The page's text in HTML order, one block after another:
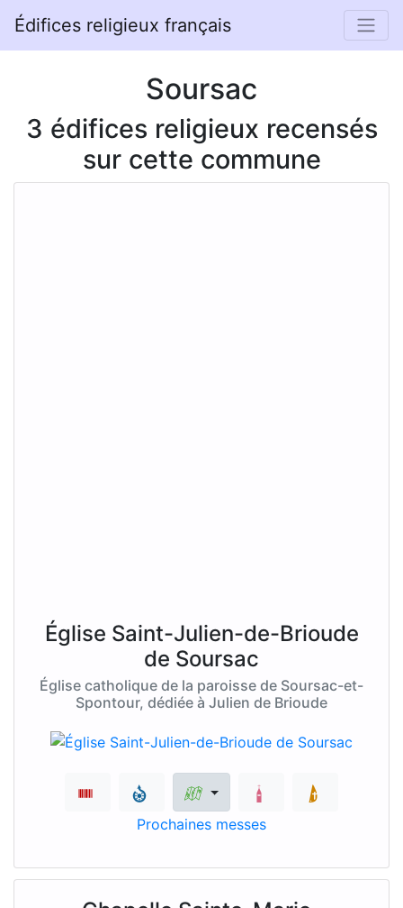
Édifices religieux français
Soursac
3 édifices religieux recensés
sur cette commune
Église Saint-Julien-de-Brioude
de Soursac
Église catholique de la paroisse de Soursac-et-
Spontour, dédiée à Julien de Brioude
Prochaines messes